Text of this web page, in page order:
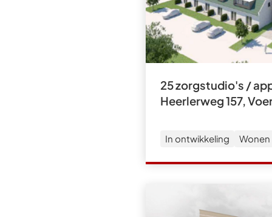
25 zorgstudio's /
Heerlerweg 157,
In ontwikkeling Wonen